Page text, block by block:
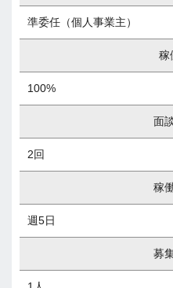
準委任（個人事業主）
稼
100%
面
2回
稼
週5日
募